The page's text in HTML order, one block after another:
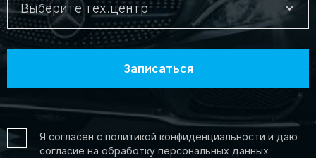
Выберите тех.центр
Я согласен с политикой конфиденциальности и даю
согласие на обработку персональных данных